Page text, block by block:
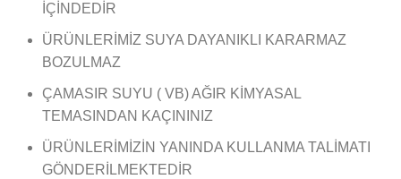
İÇİNDEDİR
ÜRÜNLERİMİZ SUYA DAYANIKLI KARARMAZ
BOZULMAZ
ÇAMASIR SUYU ( VB) AĞIR KİMYASAL
TEMASINDAN KAÇININIZ
ÜRÜNLERİMİZİN YANINDA KULLANMA TALİMATI
GÖNDERİLMEKTEDİR